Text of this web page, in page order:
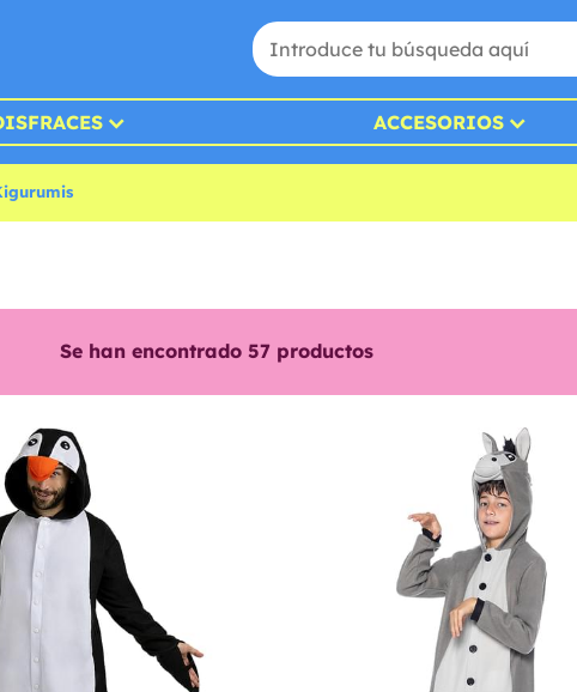
ACCESORIOS
Se han encontrado 57 productos